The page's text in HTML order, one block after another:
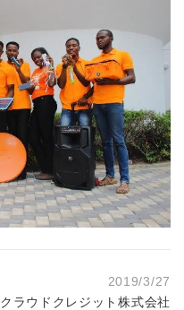
2019/3/27
クラウドクレジット株式会社